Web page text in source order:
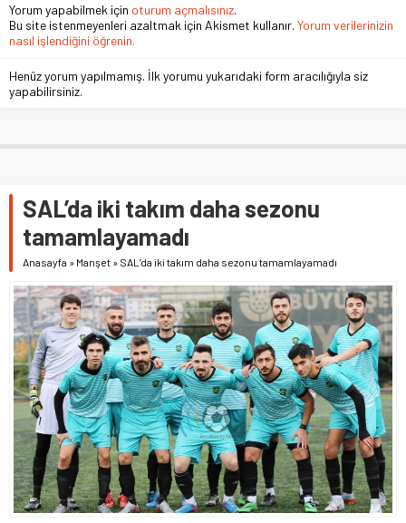
Yorum yapabilmek için oturum açmalısınız.
Bu site istenmeyenleri azaltmak için Akismet kullanır. Yorum verilerinizin
nasıl işlendiğini öğrenin.
Henüz yorum yapılmamış. İlk yorumu yukarıdaki form aracılığıyla siz
yapabilirsiniz.
SAL’da iki takım daha sezonu
tamamlayamadı
Anasayfa » Manşet » SAL’da iki takım daha sezonu tamamlayamadı